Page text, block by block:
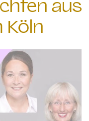
aus
Köln